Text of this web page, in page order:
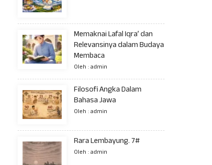
Memaknai Lafal Iqra’ dan
Relevansinya dalam Budaya
Membaca
Oleh : admin
Filosofi Angka Dalam
Bahasa Jawa
Oleh : admin
Rara Lembayung. 7#
Oleh : admin